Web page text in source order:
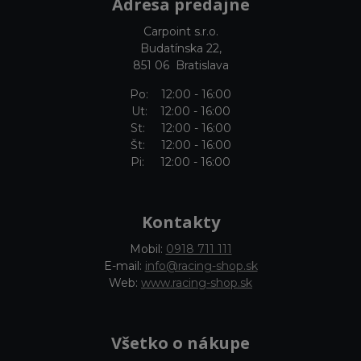
Adresa predajne
Carpoint s.r.o.
Budatínska 22,
851 06 Bratislava
Po: 12:00 - 16:00
Ut: 12:00 - 16:00
St: 12:00 - 16:00
Št: 12:00 - 16:00
Pi: 12:00 - 16:00
Kontakty
Mobil: 0918 711 111
E-mail: info@racing-shop.sk
Web: www.racing-shop.sk
Všetko o nákupe